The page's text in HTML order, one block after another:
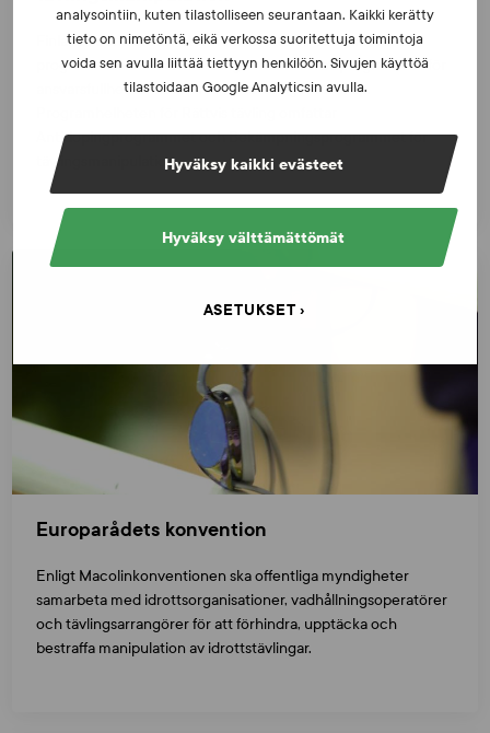
analysointiin, kuten tilastolliseen seurantaan. Kaikki kerätty
tieto on nimetöntä, eikä verkossa suoritettuja toimintoja
voida sen avulla liittää tiettyyn henkilöön. Sivujen käyttöä
tilastoidaan Google Analyticsin avulla.
Hyväksy kaikki evästeet
Hyväksy välttämättömät
ASETUKSET
Finlands centrum för etik inom idrotten FCEI samordnar
programmet för Rättvis tävling som en del av programmet för
ansvarsfullhet för hela Finlands idrottsgemenskap.
Antidopingprogrammet och Bekämpningsprogrammet för
tävlingsmanipulation.
Europarådets konvention
Enligt Macolinkonventionen ska offentliga myndigheter
samarbeta med idrottsorganisationer, vadhållningsoperatörer
och tävlingsarrangörer för att förhindra, upptäcka och
bestraffa manipulation av idrottstävlingar.